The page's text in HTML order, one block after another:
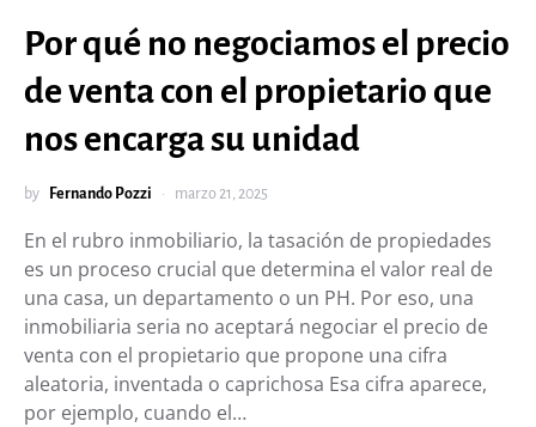
Por qué no negociamos el precio
de venta con el propietario que
nos encarga su unidad
by Fernando Pozzi marzo 21, 2025
En el rubro inmobiliario, la tasación de propiedades
es un proceso crucial que determina el valor real de
una casa, un departamento o un PH. Por eso, una
inmobiliaria seria no aceptará negociar el precio de
venta con el propietario que propone una cifra
aleatoria, inventada o caprichosa Esa cifra aparece,
por ejemplo, cuando el…